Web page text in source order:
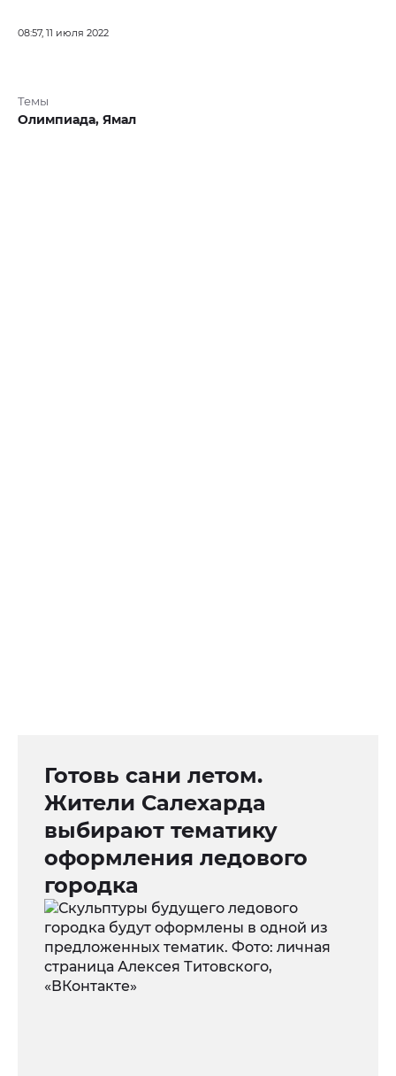
08:57, 11 июля 2022
Темы
Олимпиада, Ямал
Готовь сани летом.
Жители Салехарда
выбирают тематику
оформления ледового
городка